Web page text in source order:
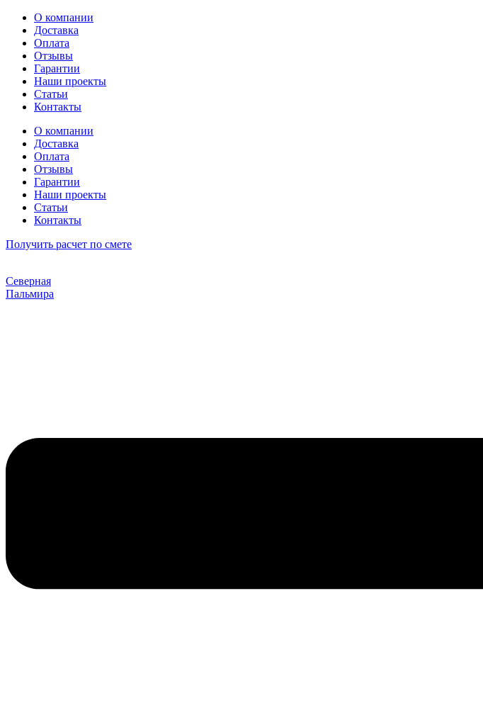
Перейти
содержимому
О компании
Доставка
Оплата
Отзывы
Гарантии
Наши проекты
Статьи
Контакты
О компании
Доставка
Оплата
Отзывы
Гарантии
Наши проекты
Статьи
Контакты
Получить расчет по смете
Северная
Пальмира